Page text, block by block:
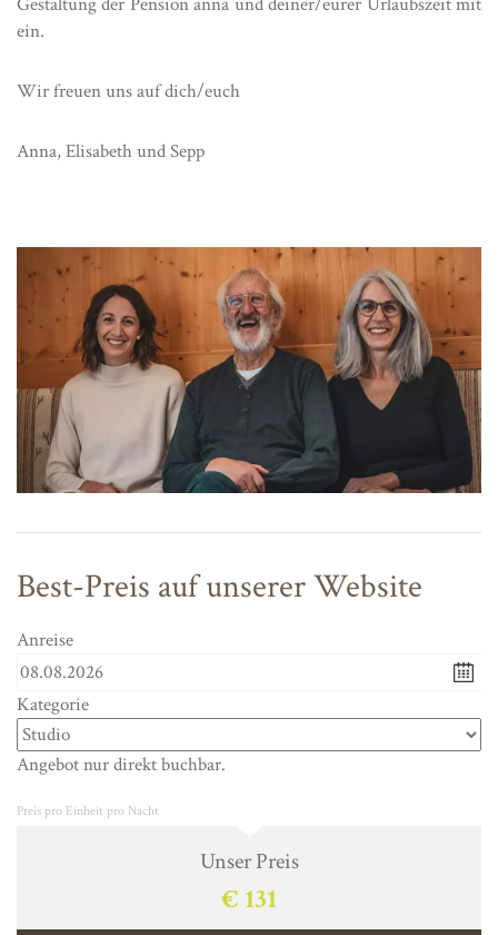
ein.
Wir freuen uns auf dich/euch
Anna, Elisabeth und Sepp
Best-Preis auf unserer Website
Anreise
Kategorie
Angebot nur direkt buchbar.
Preis pro Einheit pro Nacht
Unser Preis
€ 131